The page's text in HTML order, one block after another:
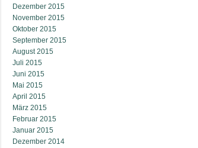
Dezember 2015
November 2015
Oktober 2015
September 2015
August 2015
Juli 2015
Juni 2015
Mai 2015
April 2015
März 2015
Februar 2015
Januar 2015
Dezember 2014